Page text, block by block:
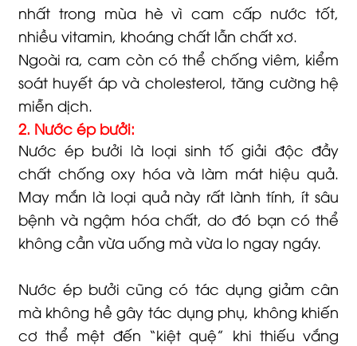
nhất trong mùa hè vì cam cấp nước tốt,
nhiều vitamin, khoáng chất lẫn chất xơ.
Ngoài ra, cam còn có thể chống viêm, kiểm
soát huyết áp và cholesterol, tăng cường hệ
miễn dịch.
2. Nước ép bưởi:
Nước ép bưởi là loại sinh tố giải độc đầy
chất chống oxy hóa và làm mát hiệu quả.
May mắn là loại quả này rất lành tính, ít sâu
bệnh và ngậm hóa chất, do đó bạn có thể
không cần vừa uống mà vừa lo ngay ngáy.
Nước ép bưởi cũng có tác dụng giảm cân
mà không hề gây tác dụng phụ, không khiến
cơ thể mệt đến “kiệt quệ” khi thiếu vắng